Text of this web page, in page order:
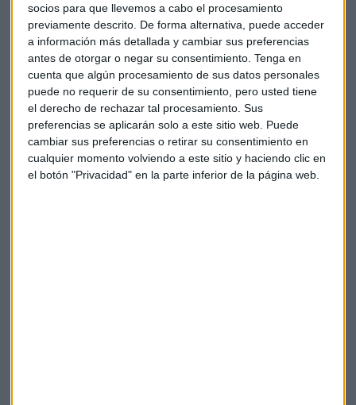
socios para que llevemos a cabo el procesamiento
previamente descrito. De forma alternativa, puede acceder
a información más detallada y cambiar sus preferencias
antes de otorgar o negar su consentimiento. Tenga en
cuenta que algún procesamiento de sus datos personales
puede no requerir de su consentimiento, pero usted tiene
el derecho de rechazar tal procesamiento. Sus
preferencias se aplicarán solo a este sitio web. Puede
cambiar sus preferencias o retirar su consentimiento en
cualquier momento volviendo a este sitio y haciendo clic en
el botón "Privacidad" en la parte inferior de la página web.
"Cualquier herramienta que ayude amitigar el consumo
energéticoen el ámbito de la inteligencia artificial nos va a
ayudar", asegura Santamaría en relación a las cifras de
utilización de la energía que se emplean en los centros de
datos y nuevas soluciones tecnológicas.
Uno de los nuevos paradigmas en los que el consumo
energético ha cobrado más importancia en los últimos años
es el de las criptomonedas y el blockchain. Elbitcoin, la